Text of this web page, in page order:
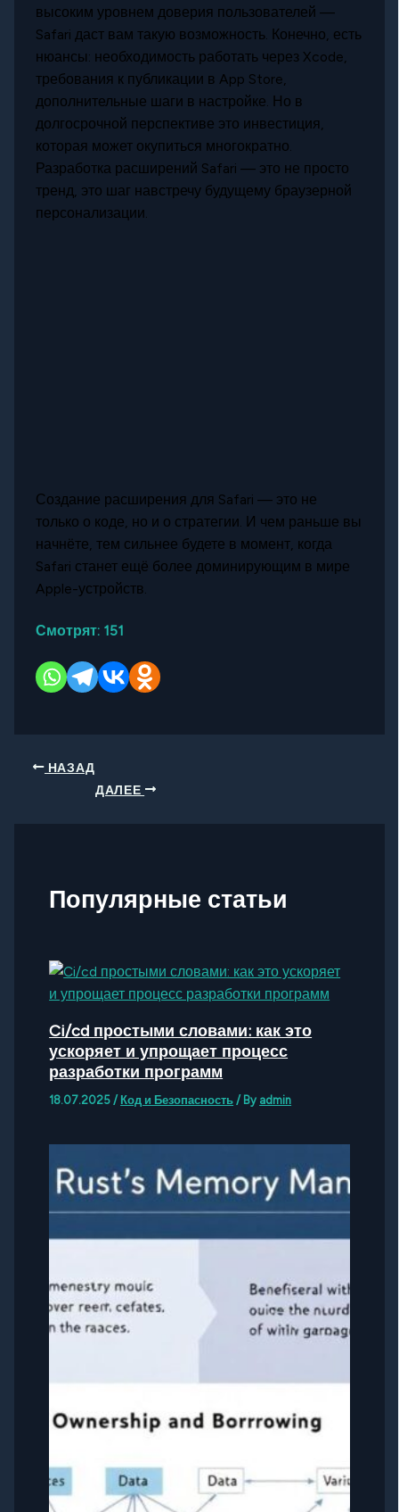
высоким уровнем доверия пользователей —
Safari даст вам такую возможность. Конечно, есть
нюансы: необходимость работать через Xcode,
требования к публикации в App Store,
дополнительные шаги в настройке. Но в
долгосрочной перспективе это инвестиция,
которая может окупиться многократно.
Разработка расширений Safari — это не просто
тренд, это шаг навстречу будущему браузерной
персонализации.
Создание расширения для Safari — это не
только о коде, но и о стратегии. И чем раньше вы
начнёте, тем сильнее будете в момент, когда
Safari станет ещё более доминирующим в мире
Apple-устройств.
Смотрят: 151
НАЗАД
ДАЛЕЕ
Популярные статьи
Ci/cd простыми словами: как это
ускоряет и упрощает процесс
разработки программ
18.07.2025 / Код и Безопасность / By admin